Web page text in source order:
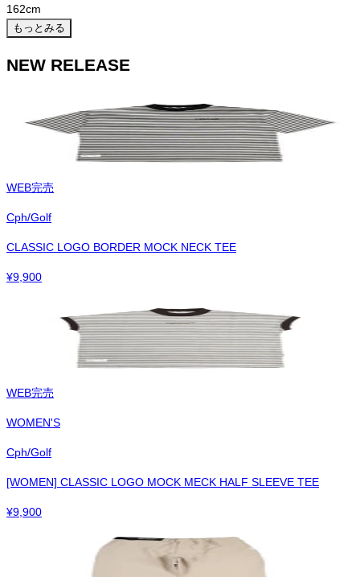
162cm
もっとみる
NEW RELEASE
WEB完売
Cph/Golf
CLASSIC LOGO BORDER MOCK NECK TEE
¥9,900
WEB完売
WOMEN'S
Cph/Golf
[WOMEN] CLASSIC LOGO MOCK MECK HALF SLEEVE TEE
¥9,900